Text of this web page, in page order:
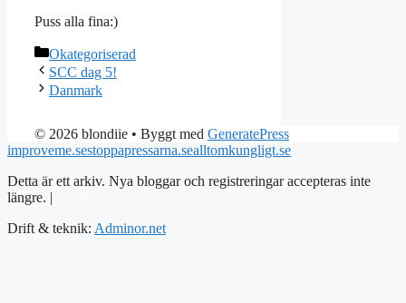
Puss alla fina:)
Kategorier
Okategoriserad
SCC dag 5!
Danmark
© 2026 blondiie • Byggt med GeneratePress
improveme.sestoppapressarna.sealltomkungligt.se
Detta är ett arkiv. Nya bloggar och registreringar accepteras inte
längre. |
Drift & teknik: Adminor.net